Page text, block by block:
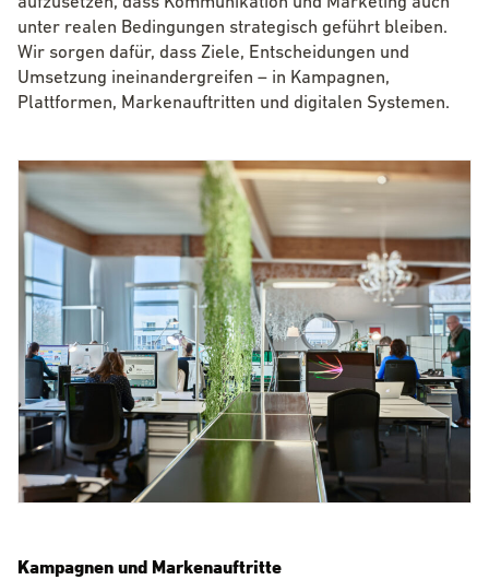
unter realen Bedingungen strategisch geführt bleiben.
Wir sorgen dafür, dass Ziele, Entscheidungen und
Umsetzung ineinandergreifen – in Kampagnen,
Plattformen, Markenauftritten und digitalen Systemen.
Kampagnen und Markenauftritte